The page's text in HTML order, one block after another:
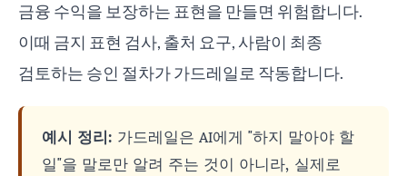
금융 수익을 보장하는 표현을 만들면 위험합니다.
이때 금지 표현 검사, 출처 요구, 사람이 최종
검토하는 승인 절차가 가드레일로 작동합니다.
예시 정리: 가드레일은 AI에게 "하지 말아야 할
일"을 말로만 알려 주는 것이 아니라, 실제로